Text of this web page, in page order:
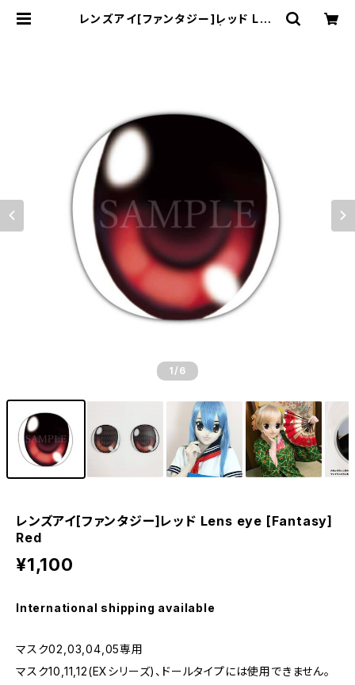
レンズアイ[ファンタジー]レッド Len
1 /6
レンズアイ[ファンタジー]レッド Lens eye [Fantasy]
Red
¥1,100
International shipping available
マスク02,03,04,05専用
マスク10,11,12(EXシリーズ)、ドールタイプには使用できません。